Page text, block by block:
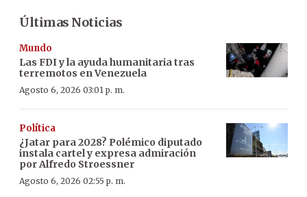
Últimas Noticias
Mundo
Las FDI y la ayuda humanitaria tras
terremotos en Venezuela
Agosto 6, 2026 03:01 p. m.
Política
¿Jatar para 2028? Polémico diputado
instala cartel y expresa admiración
por Alfredo Stroessner
Agosto 6, 2026 02:55 p. m.